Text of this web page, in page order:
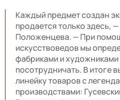
Каждый предмет создан
продается только здесь,
Положенцева. — При
искусствоведов мы
фабриками и художниками
посотрудничать. В итоге
линейку товаров с
производствами: